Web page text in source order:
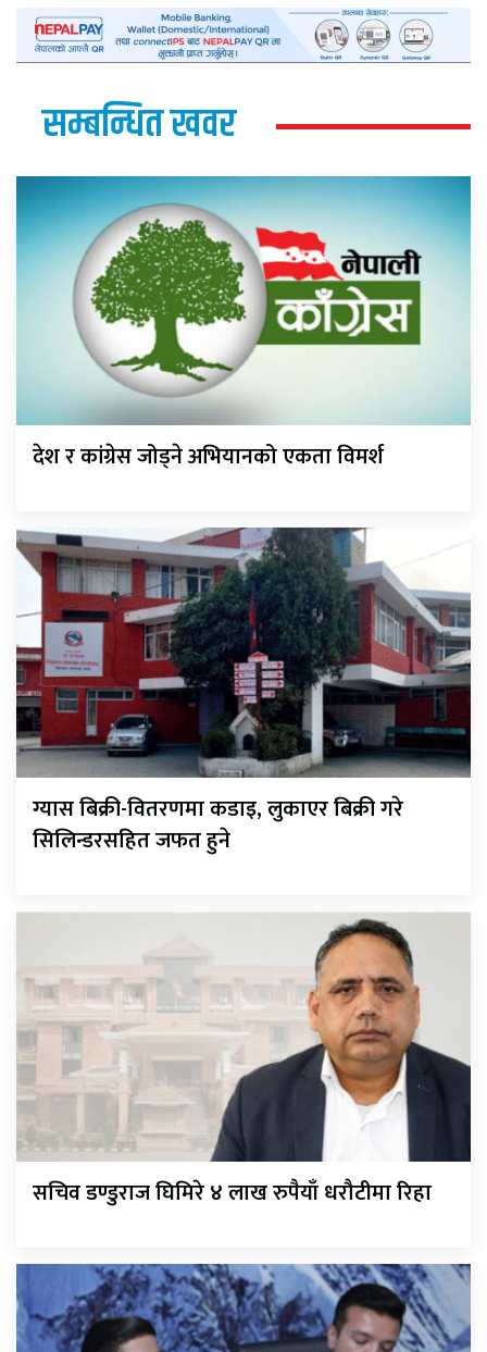
सम्बन्धित खवर
देश र कांग्रेस जोड्ने अभियानको एकता विमर्श
ग्यास बिक्री-वितरणमा कडाइ, लुकाएर बिक्री गरे
सिलिन्डरसहित जफत हुने
सचिव डण्डुराज घिमिरे ४ लाख रुपैयाँ धरौटीमा रिहा